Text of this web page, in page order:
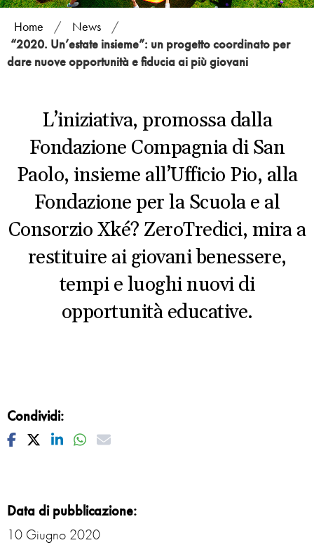
Home / News
/
“2020. Un’estate insieme”: un progetto coordinato per
dare nuove opportunità e fiducia ai più giovani
L’iniziativa, promossa dalla
Fondazione Compagnia di San
Paolo, insieme all’Ufficio Pio, alla
Fondazione per la Scuola e al
Consorzio Xké? ZeroTredici, mira a
restituire ai giovani benessere,
tempi e luoghi nuovi di
opportunità educative.
Condividi:
Facebook
TwitterLinkedinWhatsapp
Mail
Data di pubblicazione:
10 Giugno 2020